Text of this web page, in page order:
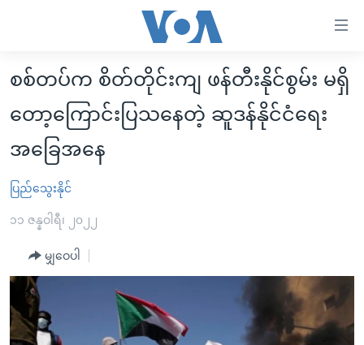
လွယ်ကူ
Link
များ
ပင်မ
ကျော်
ကြည့်
ရန်
မူလစာမျက်နှာ
မြန်မာ
ကမ္ဘာ့သတင်းများ
အမေရိကန်
တရုတ်
အစ္စရေး-ပါလက်စတိုင်း
သတင်းလွတ်လပ်ခွင့်
ရပ်ဝန်းတခု လမ်းတခု အလွန်
အင်္ဂလိပ်စာလေ့လာမယ်
အမေရိကန်သုံးအီဒီယံ
မကြေးမုံရဲ့ အင်္ဂလိပ်စာ
အပတ်စဉ်ကဏ္ဍများ
ရေဒီယို
ရေဒီယိုနှင့်ရုပ်သံ အချက်အလက်များ
စစ်တပ်က စိတ်တိုင်းကျ ဖန်တီးနိုင်စွမ်း မရှိ
တော့ကြောင်းပြသနေတဲ့ ဆူဒန်နိုင်ငံရေး
အခြေအနေ
ပြည်သွေးနိုင်
၁၁ ဇန္နဝါရီ၊ ၂၀၂၂
မျှဝေပါ